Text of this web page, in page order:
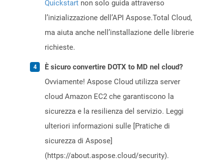
Quickstart non solo guida attraverso
l’inizializzazione dell’API Aspose.Total Cloud,
ma aiuta anche nell’installazione delle librerie
richieste.
È sicuro convertire DOTX to MD nel cloud?
Ovviamente! Aspose Cloud utilizza server
cloud Amazon EC2 che garantiscono la
sicurezza e la resilienza del servizio. Leggi
ulteriori informazioni sulle [Pratiche di
sicurezza di Aspose]
(https://about.aspose.cloud/security).